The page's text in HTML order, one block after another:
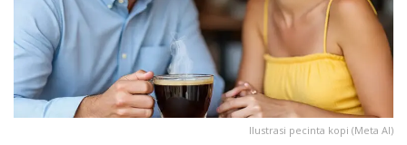
Ilustrasi pecinta kopi (Meta AI)